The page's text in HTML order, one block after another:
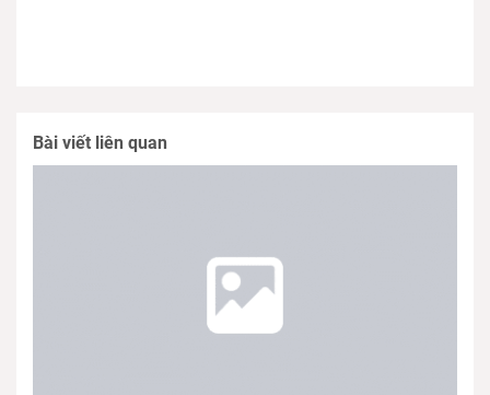
Bài viết liên quan